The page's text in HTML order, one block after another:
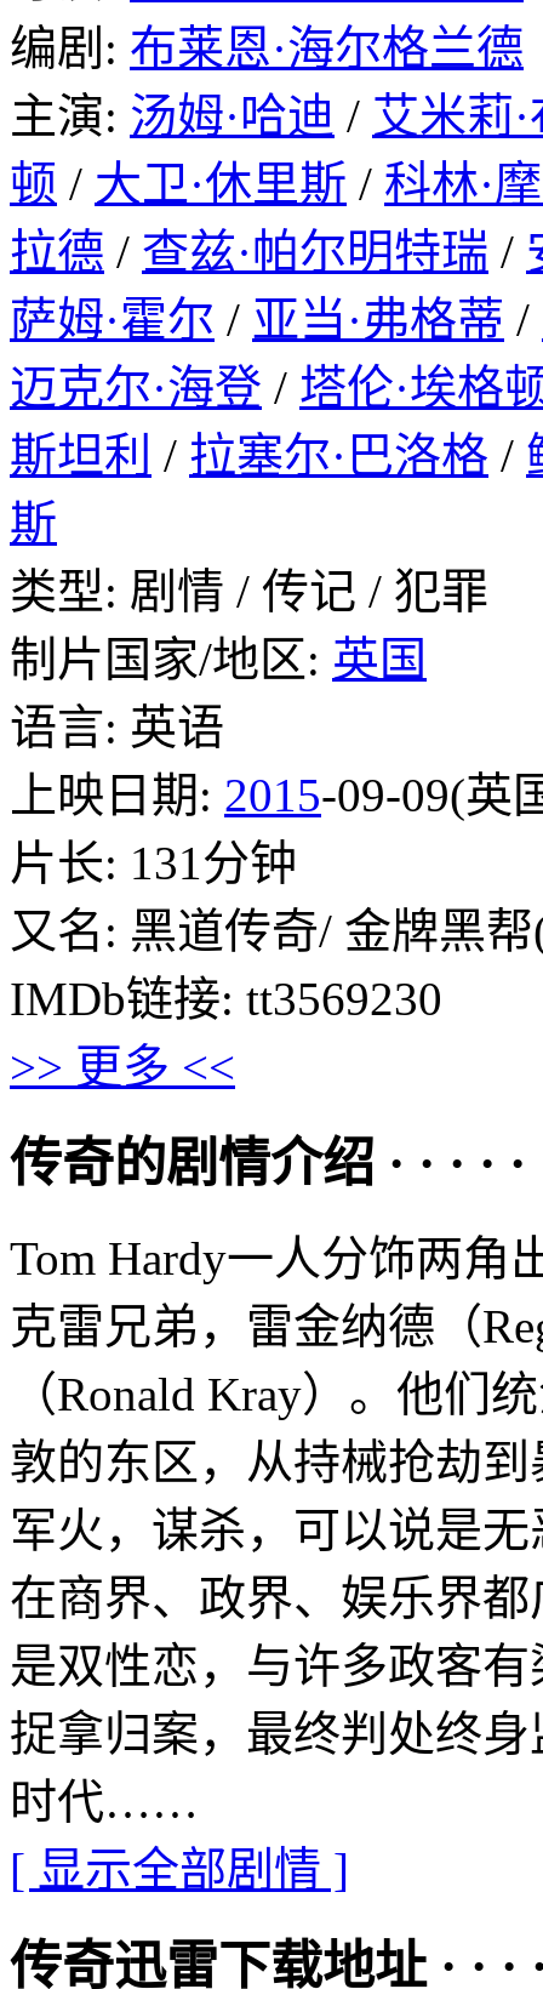
编剧: 布莱恩·海尔格兰德
主演: 汤姆·哈迪 / 艾米莉
顿 / 大卫·休里斯 / 科林·
拉德 / 查兹·帕尔明特瑞 /
萨姆·霍尔 / 亚当·弗格蒂 /
迈克尔·海登 / 塔伦·埃格
斯坦利 / 拉塞尔·巴洛格 /
斯
类型: 剧情 / 传记 / 犯罪
制片国家/地区: 英国
语言: 英语
上映日期: 2015-09-09(英
片长: 131分钟
又名: 黑道传奇/ 金牌黑
IMDb链接: tt3569230
>> 更多 <<
传奇的剧情介绍 · · · · ·
Tom Hardy一人分饰两角
克雷兄弟，雷金纳德（
（Ronald Kray）。他们
敦的东区，从持械抢劫
军火，谋杀，可以说是
在商界、政界、娱乐界
是双性恋，与许多政客
捉拿归案，最终判处终
时代……
[ 显示全部剧情 ]
传奇迅雷下载地址 · · ·